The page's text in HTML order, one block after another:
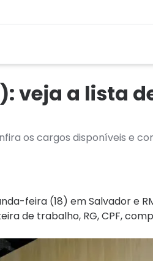
veja a lista
os cargos disponíveis e
feira (18) em Salvador e
de trabalho, RG, CPF,